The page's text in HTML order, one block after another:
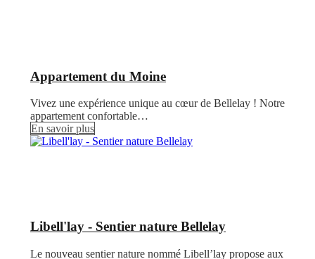
Appartement du Moine
Vivez une expérience unique au cœur de Bellelay ! Notre
appartement confortable…
En savoir plus
Libell'lay - Sentier nature Bellelay
Le nouveau sentier nature nommé Libell’lay propose aux